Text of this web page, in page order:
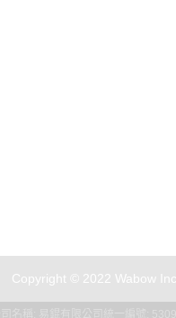
Copyright © 2022 Wabow Inc.